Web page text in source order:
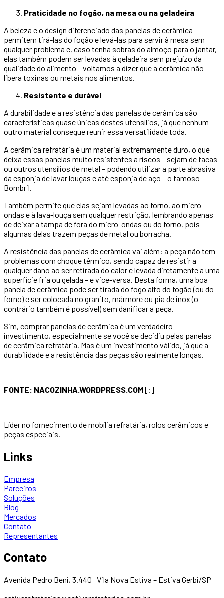
Praticidade no fogão, na mesa ou na geladeira
A beleza e o design diferenciado das panelas de cerâmica
permitem tirá-las do fogão e levá-las para servir à mesa sem
qualquer problema e, caso tenha sobras do almoço para o jantar,
elas também podem ser levadas à geladeira sem prejuízo da
qualidade do alimento – voltamos a dizer que a cerâmica não
libera toxinas ou metais nos alimentos.
Resistente e durável
A durabilidade e a resistência das panelas de cerâmica são
características quase únicas destes utensílios, já que nenhum
outro material consegue reunir essa versatilidade toda.
A cerâmica refratária é um material extremamente duro, o que
deixa essas panelas muito resistentes a riscos – sejam de facas
ou outros utensílios de metal – podendo utilizar a parte abrasiva
da esponja de lavar louças e até esponja de aço – o famoso
Bombril.
Também permite que elas sejam levadas ao forno, ao micro-
ondas e à lava-louça sem qualquer restrição, lembrando apenas
de deixar a tampa de fora do micro-ondas ou do forno, pois
algumas delas trazem peças de metal ou borracha.
A resistência das panelas de cerâmica vai além: a peça não tem
problemas com choque térmico, sendo capaz de resistir a
qualquer dano ao ser retirada do calor e levada diretamente a uma
superfície fria ou gelada – e vice-versa. Desta forma, uma boa
panela de cerâmica pode ser tirada do fogo alto do fogão (ou do
forno) e ser colocada no granito, mármore ou pia de inox (o
contrário também é possível) sem danificar a peça.
Sim, comprar panelas de cerâmica é um verdadeiro
investimento, especialmente se você se decidiu pelas panelas
de cerâmica refratária. Mas é um investimento válido, já que a
durabilidade e a resistência das peças são realmente longas.
FONTE: NACOZINHA.WORDPRESS.COM[:]
Líder no fornecimento de mobília refratária, rolos cerâmicos e
peças especiais.
Links
Empresa
Parceiros
Soluções
Blog
Mercados
Contato
Representantes
Contato
Avenida Pedro Beni, 3.440 Vila Nova Estiva – Estiva Gerbi/SP